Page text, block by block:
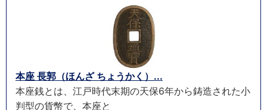
本座 長郭（ほんざ ちょうかく）...
本座銭とは、江戸時代末期の天保6年から鋳造された小
判型の貨幣で、本座と